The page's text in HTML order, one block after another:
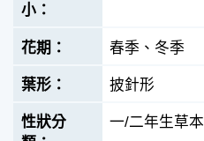
春季、冬季
披針形
一/二年生草本